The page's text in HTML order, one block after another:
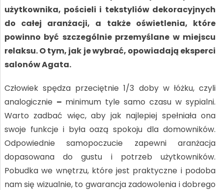
użytkownika, pościeli i tekstyliów dekoracyjnych
do całej aranżacji, a także oświetlenia, które
powinno być szczególnie przemyślane w miejscu
relaksu. O tym, jak je wybrać, opowiadają eksperci
salonów Agata.
Człowiek spędza przeciętnie 1/3 doby w łóżku, czyli
analogicznie – minimum tyle samo czasu w sypialni.
Warto zadbać więc, aby jak najlepiej spełniała ona
swoje funkcje i była oazą spokoju dla domowników.
Odpowiednie samopoczucie zapewni aranżacja
dopasowana do gustu i potrzeb użytkowników.
Pobudka we wnętrzu, które jest praktyczne i podoba
nam się wizualnie, to gwarancja zadowolenia i dobrego